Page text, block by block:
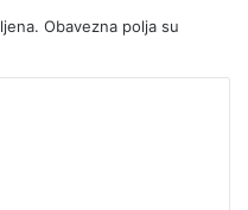
Obavezna polja su